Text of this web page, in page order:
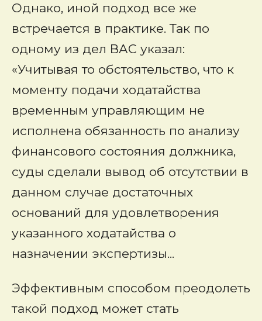
Однако, иной подход все же
встречается в практике. Так по
одному из дел ВАС указал:
«Учитывая то обстоятельство, что к
моменту подачи ходатайства
временным управляющим не
исполнена обязанность по анализу
финансового состояния должника,
суды сделали вывод об отсутствии в
данном случае достаточных
оснований для удовлетворения
указанного ходатайства о
назначении экспертизы...
Эффективным способом преодолеть
такой подход может стать